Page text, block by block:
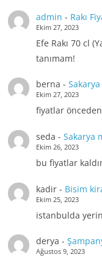
admin - Rakı
Ekim 27, 2023
Efe Rakı 70 cl
tanımam!
berna -
Ekim 27, 2023
fiyatlar
seda - Sakarya
Ekim 26, 2023
bu fiyatlar
kadir- Bisim
Ekim 25, 2023
istanbulda
derya -
Ağustos 9, 2023